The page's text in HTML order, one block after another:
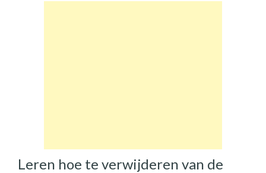
Leren hoe te verwijderen van de